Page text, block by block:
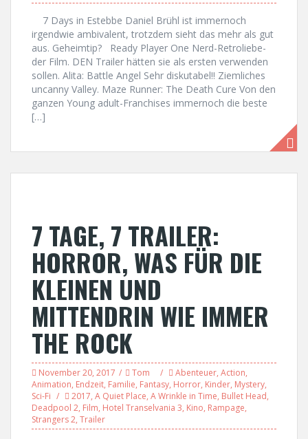
7 Days in Estebbe Daniel Brühl ist immernoch
irgendwie ambivalent, trotzdem sieht das mehr als gut
aus. Geheimtip? Ready Player One Nerd-Retroliebe-
der Film. DEN Trailer hätten sie als ersten verwenden
sollen. Alita: Battle Angel Sehr diskutabel!! Ziemliches
uncanny Valley. Maze Runner: The Death Cure Von den
ganzen Young adult-Franchises immernoch die beste
[…]
7 TAGE, 7 TRAILER:
HORROR, WAS FÜR DIE
KLEINEN UND
MITTENDRIN WIE IMMER
THE ROCK
November 20, 2017 Tom Abenteuer, Action,
Animation, Endzeit, Familie, Fantasy, Horror, Kinder, Mystery,
Sci-Fi
2017, A Quiet Place, A Wrinkle in Time, Bullet Head,
Deadpool 2, Film, Hotel Transelvania 3, Kino, Rampage,
Strangers 2, Trailer